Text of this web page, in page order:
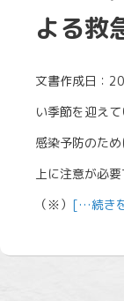
よる救
文書作成日：
い季節を迎え
感染予防のた
上に注意が必
（※） […続き